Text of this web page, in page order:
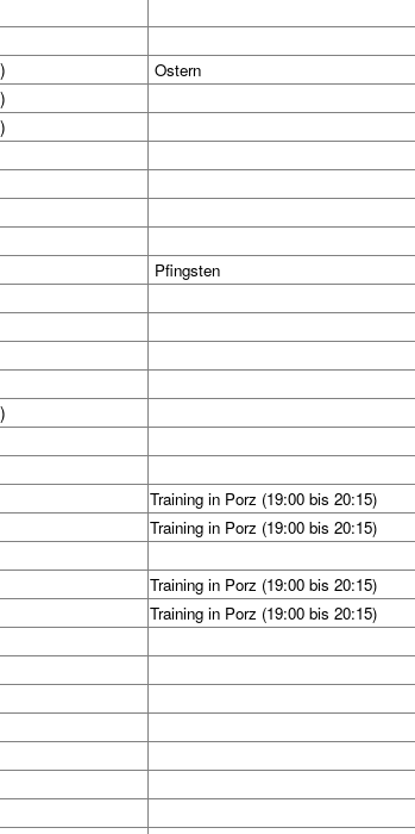
Ostern
Pfingsten
Training in Porz (19:00 bis 20:15)
Training in Porz (19:00 bis 20:15)
Training in Porz (19:00 bis 20:15)
Training in Porz (19:00 bis 20:15)